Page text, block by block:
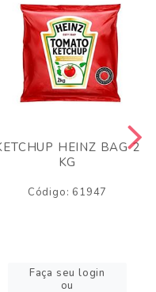
HEINZ BAG 2
KG
Código: 61947
Faça seu login
ou